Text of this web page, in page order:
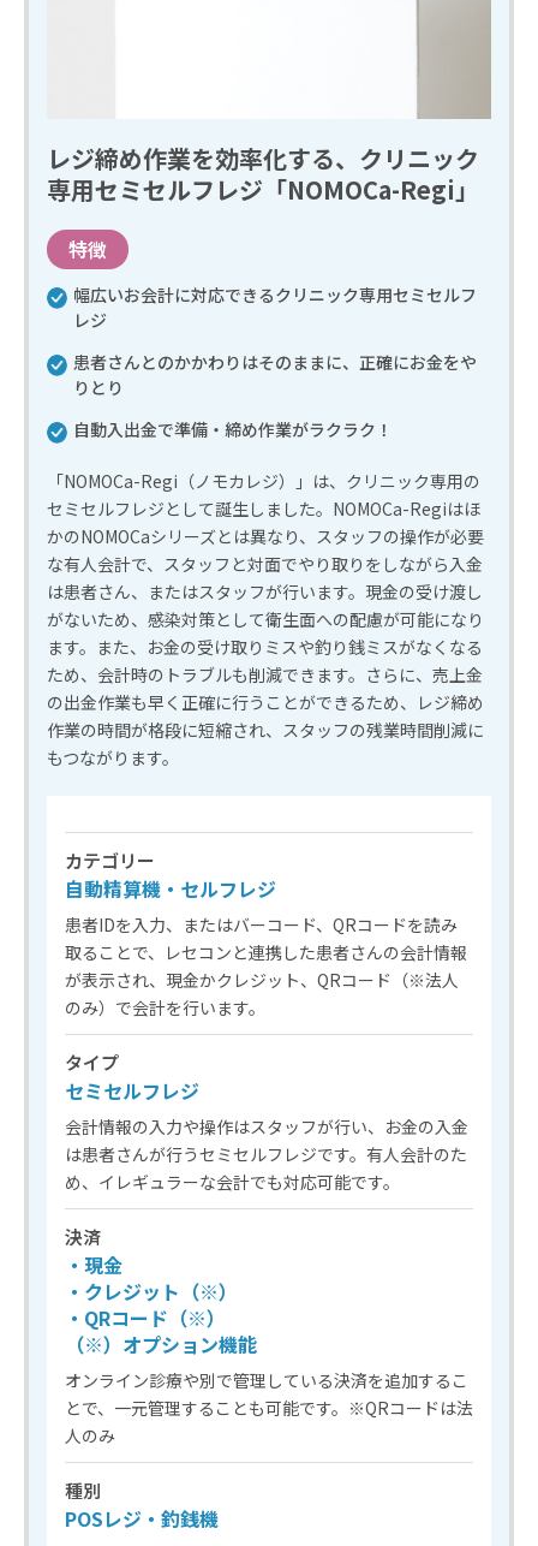
レジ締め作業を効率化する、クリニック
専用セミセルフレジ「NOMOCa-Regi」
特徴
幅広いお会計に対応できるクリニック専用セミセルフ
レジ
患者さんとのかかわりはそのままに、正確にお金をや
りとり
自動入出金で準備・締め作業がラクラク！
「NOMOCa-Regi（ノモカレジ）」は、クリニック専用の
セミセルフレジとして誕生しました。NOMOCa-Regiはほ
かのNOMOCaシリーズとは異なり、スタッフの操作が必要
な有人会計で、スタッフと対面でやり取りをしながら入金
は患者さん、またはスタッフが行います。現金の受け渡し
がないため、感染対策として衛生面への配慮が可能になり
ます。また、お金の受け取りミスや釣り銭ミスがなくなる
ため、会計時のトラブルも削減できます。さらに、売上金
の出金作業も早く正確に行うことができるため、レジ締め
作業の時間が格段に短縮され、スタッフの残業時間削減に
もつながります。
カテゴリー
自動精算機・セルフレジ
患者IDを入力、またはバーコード、QRコードを読み
取ることで、レセコンと連携した患者さんの会計情報
が表示され、現金かクレジット、QRコード（※法人
のみ）で会計を行います。
タイプ
セミセルフレジ
会計情報の入力や操作はスタッフが行い、お金の入金
は患者さんが行うセミセルフレジです。有人会計のた
め、イレギュラーな会計でも対応可能です。
決済
・現金
・クレジット（※）
・QRコード（※）
（※）オプション機能
オンライン診療や別で管理している決済を追加するこ
とで、一元管理することも可能です。※QRコードは法
人のみ
種別
POSレジ・釣銭機